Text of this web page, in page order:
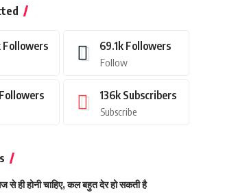
Followers 69.1k Followers
Follow
Followers 136k Subscribers
Subscribe
ही होनी चाहिए, कल बहुत देर हो सकती है